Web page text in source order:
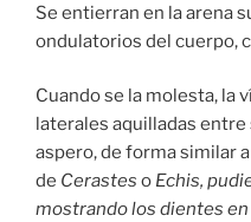
Se entierran en la arena
ondulatorios del cuerpo,
Cuando se la molesta, la
laterales aquilladas
aspero, de forma similar
de Cerastes o Echis,
mostrando los dientes